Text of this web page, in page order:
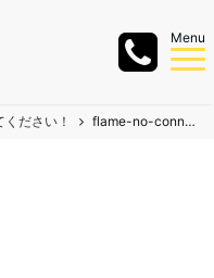
Menu
ださい！ flame-no-connection